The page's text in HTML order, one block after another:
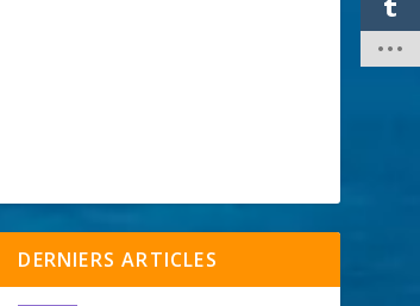
DERNIERS ARTICLES